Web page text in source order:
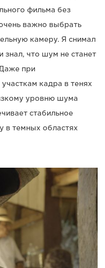
фильма без
важно выбрать
камеру. Я снимал
знал, что шум не станет
при
кадра в тенях
уровню шума
стабильное
в темных областях